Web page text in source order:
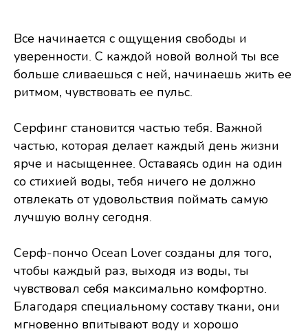
Все начинается с ощущения свободы и
уверенности. С каждой новой волной ты все
больше сливаешься с ней, начинаешь жить ее
ритмом, чувствовать ее пульс.
Серфинг становится частью тебя. Важной
частью, которая делает каждый день жизни
ярче и насыщеннее. Оставаясь один на один
со стихией воды, тебя ничего не должно
отвлекать от удовольствия поймать самую
лучшую волну сегодня.
Серф-пончо Ocean Lover созданы для того,
чтобы каждый раз, выходя из воды, ты
чувствовал себя максимально комфортно.
Благодаря специальному составу ткани, они
мгновенно впитывают воду и хорошо